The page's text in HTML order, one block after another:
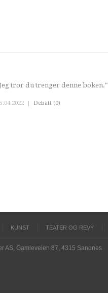
tror du trenger denne boken."
| Debatt (0)
KUNST TEATER OG REVY
AS, Gamleveien 87, 4315 Sandnes